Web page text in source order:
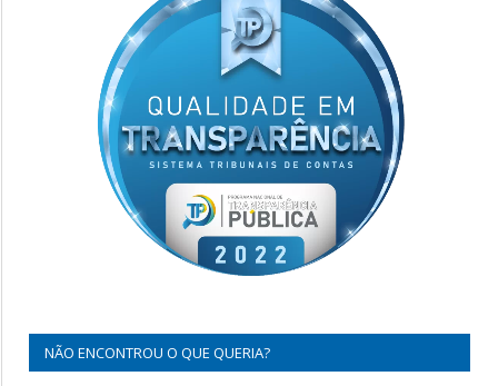
NÃO ENCONTROU O QUE QUERIA?